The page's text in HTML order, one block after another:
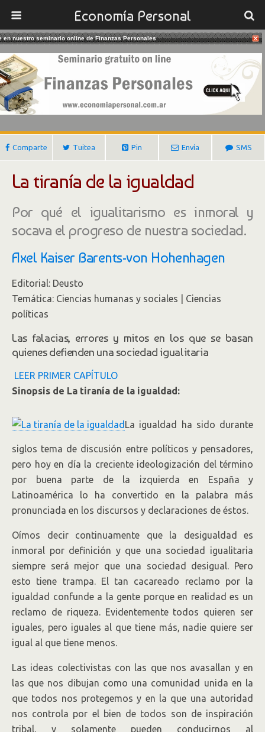
Economía Personal
10/07/2017
La Tiranía De La Igualdad
Gustavo Ibañez Padilla
Comparte Tuitea Pin Envía SMS
La tiranía de la igualdad
Por qué el igualitarismo es inmoral y
socava el progreso de nuestra sociedad.
Axel Kaiser Barents-von Hohenhagen
Editorial: Deusto
Temática: Ciencias humanas y sociales | Ciencias
políticas
Las falacias, errores y mitos en los que se basan
quienes defienden una sociedad igualitaria
LEER PRIMER CAPÍTULO
Sinopsis de La tiranía de la igualdad:
La igualdad ha sido durante
siglos tema de discusión entre políticos y pensadores,
pero hoy en día la creciente ideologización del término
por buena parte de la izquierda en España y
Latinoamérica lo ha convertido en la palabra más
pronunciada en los discursos y declaraciones de éstos.
Oímos decir continuamente que la desigualdad es
inmoral por definición y que una sociedad igualitaria
siempre será mejor que una sociedad desigual. Pero
esto tiene trampa. El tan cacareado reclamo por la
igualdad confunde a la gente porque en realidad es un
reclamo de riqueza. Evidentemente todos quieren ser
iguales, pero iguales al que tiene más, nadie quiere ser
igual al que tiene menos.
Las ideas colectivistas con las que nos avasallan y en
las que nos dibujan como una comunidad unida en la
que todos nos protegemos y en la que una autoridad
nos controla por el bien de todos son de inspiración
tribal, y solamente pueden conducirnos al
en nuestro seminario online de Finanzas Personales